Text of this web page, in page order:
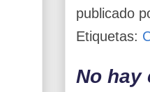
publicado
Etiquetas:
No hay